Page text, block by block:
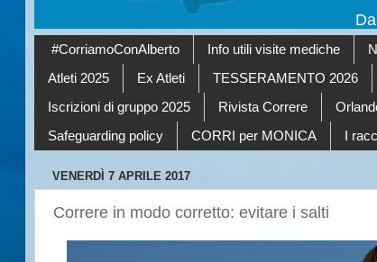
#CorriamoConAlberto Info utili visite mediche
Atleti 2025
Ex Atleti TESSERAMENTO 2026
Iscrizioni di gruppo 2025
Rivista Correre
Safeguarding policy
CORRI per MONICA I
VENERDÌ 7 APRILE 2017
Correre in modo corretto: evitare i salti